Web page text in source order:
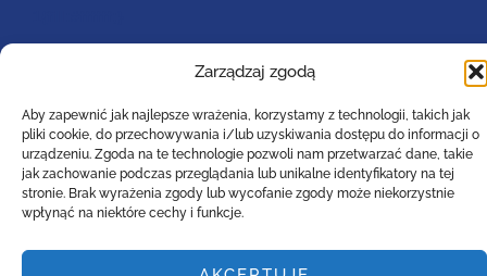
Zarządzaj zgodą
Aby zapewnić jak najlepsze wrażenia, korzystamy z technologii, takich jak
pliki cookie, do przechowywania i/lub uzyskiwania dostępu do informacji o
urządzeniu. Zgoda na te technologie pozwoli nam przetwarzać dane, takie
jak zachowanie podczas przeglądania lub unikalne identyfikatory na tej
stronie. Brak wyrażenia zgody lub wycofanie zgody może niekorzystnie
wpłynąć na niektóre cechy i funkcje.
Zespół Szkół Technicznych
Centrum Kształcenia Zawodowego i Ustawicznego
w Lesznie
im. 55. Poznańskiego Pułku Piechoty
ul. Narutowicza 74a, 64-100 Leszno (woj. wielkopolskie)
Email :poczta@zst-leszno.pl